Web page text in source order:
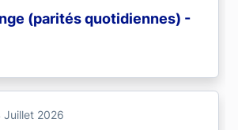
(parités quotidiennes) -
Juillet 2026